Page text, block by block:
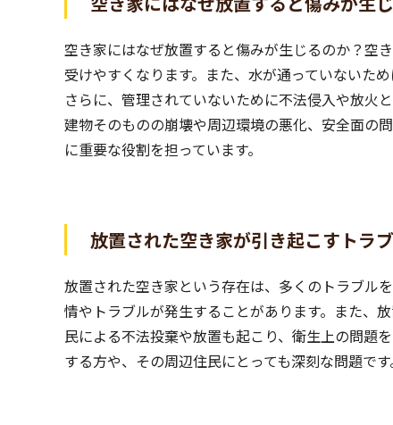
空き家にはなぜ放置すると傷みが生じるのか？空
受けやすくなります。また、水が通っていないた
さらに、管理されていないために不法侵入や放火
建物そのものの崩壊や周辺環境の悪化、安全面の
に重要な役割を担っています。
放置された空き家が引き起こすトラ
放置された空き家という存在は、多くのトラブル
情やトラブルが発生することがあります。また、
民による不法投棄や放置も起こり、衛生上の問題
する方や、その周辺住民にとっても深刻な問題で